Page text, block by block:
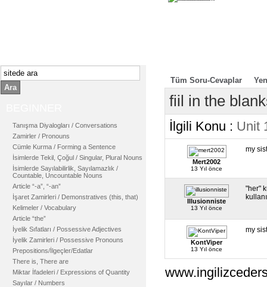
Ara
Tanışma Diyalogları / Conversations
Zamirler / Pronouns
Cümle Kurma / Forming a Sentence
İsimlerde Tekil, Çoğul / Singular, Plural Nouns
İsimlerde Sayılabilirlik, Sayılamazlık /
Countable, Uncountable Nouns
Article “-a”, “-an”
İşaret Zamirleri / Demonstratives (this, that)
Kelimeler / Vocabulary
Article “the”
İyelik Sıfatları / Possessive Adjectives
İyelik Zamirleri / Possessive Pronouns
Prepositions/İlgeçler/Edatlar
There is, There are
Miktar İfadeleri / Expressions of Quantity
Sayılar / Numbers
Tüm Soru-Cevaplar
fiil in the
İlgili Konu : Unit
Mert2002
13 Yıl önce
my
Illusionniste
13 Yıl önce
"her"
KontViper
13 Yıl önce
my